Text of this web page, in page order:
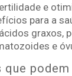
e
para a
graxos,
e
que